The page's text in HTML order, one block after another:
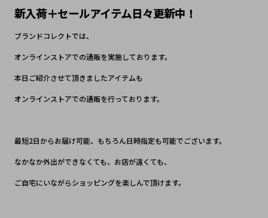
新入荷＋セールアイテム日々更新中！
ブランドコレクトでは、
オンラインストアでの通販を実施しております。
本日ご紹介させて頂きましたアイテムも
オンラインストアでの通販を行っております。
最短2日からお届け可能、もちろん日時指定も可能でございます。
なかなか外出ができなくても、お店が遠くても、
ご自宅にいながらショッピングを楽しんで頂けます。